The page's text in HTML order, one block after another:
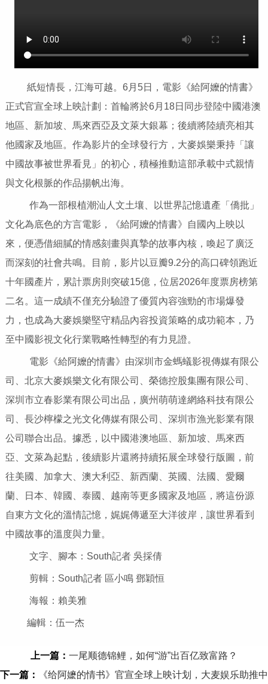
紙短情長，江海可越。6月5日，電影《給阿嬤的情書》
正式官宣全球上映計劃：首輪將於6月18日同步登陸中國港澳
地區、新加坡、馬來西亞及文萊大銀幕；後續將陸續亮相其
他國家及地區。作為影片的全球發行方，大麥娛樂秉持「讓
中國故事被世界看見」的初心，積極推動這部承載中式親情
與文化根脈的作品揚帆出海。
作為一部根植潮汕人文土壤、以世界記憶遺產「僑批」
文化為底色的方言電影，《給阿嬤的情書》自國內上映以
來，便憑借細膩的情感刻畫與真摯的故事內核，喚起了廣泛
而深刻的社會共鳴。目前，影片以豆瓣9.2分的高口碑領跑近
十年國產片，累計票房則突破15億，位居2026年度票房榜第
二名。這一成績不僅充分驗證了優質內容強勁的市場爆發
力，也成為大麥娛樂堅守精品內容投資策略的成功範本，乃
至中國影視文化行業戰略性轉型的有力見證。
電影《給阿嬤的情書》由深圳市金螞蟻影視傳媒有限公
司、北京大麥娛樂文化有限公司、榮德控股集團有限公司、
深圳市立春影業有限公司出品，廣州萌萌達網絡科技有限公
司、長沙檸檬之光文化傳媒有限公司、深圳市漁光影業有限
公司聯合出品。據悉，以中國港澳地區、新加坡、馬來西
亞、文萊為起點，後續影片還將持續拓展全球發行版圖，前
往美國、加拿大、澳大利亞、新西蘭、英國、法國、愛爾
蘭、日本、韓國、泰國、越南等更多國家及地區，將這份源
自東方文化的溫情記憶，娓娓傳遞至大洋彼岸，讓世界看到
中國故事的溫度與力量。
文字、腳本：South記者 吳採倩
剪輯：South記者 區小鳴 鄧穎恒
海報：賴美雅
編輯：伍一杰
上一篇： 一尾顺德锦鲤，如何“游”出百亿致富路？
下一篇：
《给阿嬷的情书》官宣全球上映计划，大麦娱乐助推中